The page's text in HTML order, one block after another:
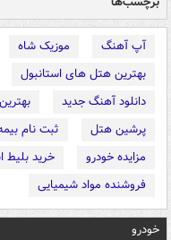
آپ آهنگ موزیک شاه
بهترین هتل های استانبول
دانلود آهنگ جدید
پرشین هتل
ثبت نام
مزایده خودرو
خرید بلیط
فروشنده مواد شیمیایی
خودرو